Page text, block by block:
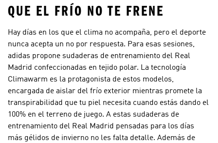
QUE EL FRÍO NO TE FRENE
Hay días en los que el clima no acompaña, pero el deporte
nunca acepta un no por respuesta. Para esas sesiones,
adidas propone sudaderas de entrenamiento del Real
Madrid confeccionadas en tejido polar. La tecnología
Climawarm es la protagonista de estos modelos,
encargada de aislar del frío exterior mientras promete la
transpirabilidad que tu piel necesita cuando estás dando el
100% en el terreno de juego. A estas sudaderas de
entrenamiento del Real Madrid pensadas para los días
más gélidos de invierno no les falta detalle. Además de